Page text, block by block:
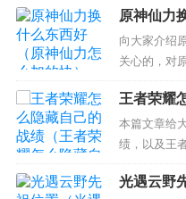
容》攻略：
略：主动技
锋 前锋选择
原神仙力
的快）
向大家介绍
关心的，对
角度来解答
文目录一览
脂要不要买
设性价比 4
王者荣耀
怎么隐藏
本篇文章给
绩，以及王
知识点，希
喔。 本文目
光遇云野